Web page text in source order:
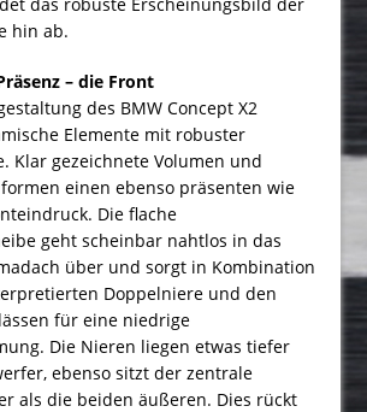
hin ab.
– die Front
des BMW Concept X2
Elemente mit robuster
Klar gezeichnete Volumen und
einen ebenso präsenten wie
Die flache
geht scheinbar nahtlos in das
über und sorgt in Kombination
Doppelniere und den
für eine niedrige
Die Nieren liegen etwas tiefer
ebenso sitzt der zentrale
als die beiden äußeren. Dies rückt